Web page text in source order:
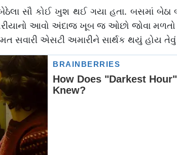
સૌ કોઈ ખુશ થઈ ગયા હતા. બસમાં બેઠા
આવો અંદાજ ખૂબ જ ઓછો જોવા મળતો
સવારી એસટી અમારીને સાર્થક થયું હોય